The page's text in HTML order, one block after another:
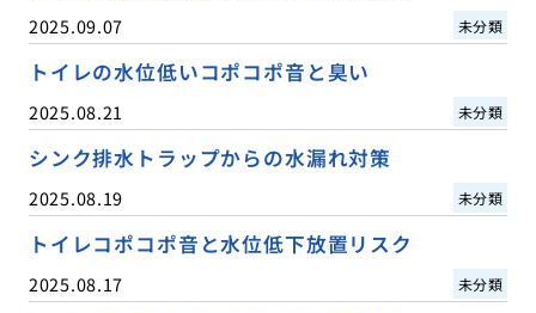
2025.09.07 未分類
トイレの水位低いコポコポ音と臭い
2025.08.21 未分類
シンク排水トラップからの水漏れ対策
2025.08.19 未分類
トイレコポコポ音と水位低下放置リスク
2025.08.17 未分類